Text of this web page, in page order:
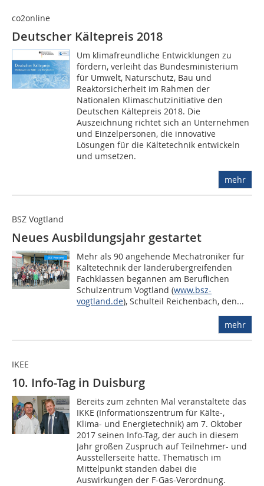
co2online
Deutscher Kältepreis 2018
Um klimafreundliche Entwicklungen zu
fördern, verleiht das Bundesministerium
für Umwelt, Naturschutz, Bau und
Reaktorsicherheit im Rahmen der
Nationalen Klimaschutzinitiative den
Deutschen Kältepreis 2018. Die
Auszeichnung richtet sich an Unternehmen
und Einzelpersonen, die innovative
Lösungen für die Kältetechnik entwickeln
und umsetzen.
mehr
BSZ Vogtland
Neues Ausbildungsjahr gestartet
Mehr als 90 angehende Mechatroniker für
Kältetechnik der länderübergreifenden
Fachklassen begannen am Beruflichen
Schulzentrum Vogtland (www.bsz-
vogtland.de), Schulteil Reichenbach, den...
mehr
IKEE
10. Info-Tag in Duisburg
Bereits zum zehnten Mal veranstaltete das
IKKE (Informationszentrum für Kälte-,
Klima- und Energietechnik) am 7. Oktober
2017 seinen Info-Tag, der auch in diesem
Jahr großen Zuspruch auf Teilnehmer- und
Ausstellerseite hatte. Thematisch im
Mittelpunkt standen dabei die
Auswirkungen der F-Gas-Verordnung.